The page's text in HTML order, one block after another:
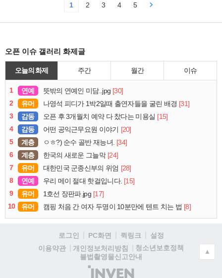
1 2 3 4 5
오픈 이슈 갤러리 화제글
오늘의 화제 주간 월간 이슈
1 연예 뜻밖의 연예인 미담..jpg [30]
2
유머 나영석 피디가 1박2일때 출연자들을 굴린 배경 [31]
3
감동 오픈 후 3개월치 예약 다 찼다는 미용실 [15]
4
감동 어떤 공익근무요원 이야기 [20]
5
계층 ㅇㅎ?) 순수 골반 재능녀. [34]
6
계층 한국의 새로운 그늘막 [24]
7
유머 대한민국 군종신부의 위엄 [28]
8
연예 우리 메이 절대 핫걸입니다. [15]
9
유머 1호선 장판파.jpg [17]
10
유머 캠핑 처음 간 여자 두명이 10분만에 텐트 치는 법 [8]
로그인 PC화면 퀵링크
설정
이용약관
개인정보처리방침
청소년보호정책
불법촬영물신고안내
(주)
▲